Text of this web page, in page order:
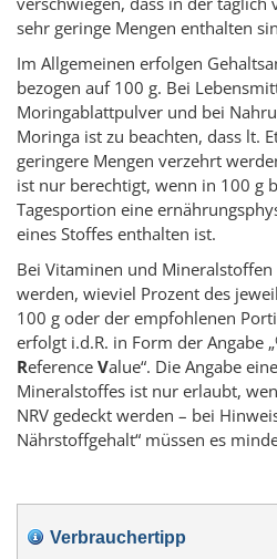
sehr geringe Mengen enthalten
Im Allgemeinen erfolgen
bezogen auf 100 g. Bei
Moringablattpulver und bei
Moringa ist zu beachten, dass lt.
geringere Mengen verzehrt
ist nur berechtigt, wenn in 100 g
Tagesportion eine
eines Stoffes enthalten ist.
Bei Vitaminen und
werden, wieviel Prozent des
100 g oder der empfohlenen
erfolgt i.d.R. in Form der Angabe
Reference Value“. Die Angabe
Mineralstoffes ist nur erlaubt,
NRV gedeckt werden – bei
Nährstoffgehalt“ müssen es
Verbrauchertipp